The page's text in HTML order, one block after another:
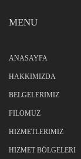
MENU
ANASAYFA
HAKKIMIZDA
BELGELERIMIZ
FILOMUZ
HIZMETLERIMIZ
HIZMET BÖLGELERI